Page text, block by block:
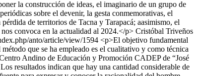
la construcción de ideas, el imaginario de un grupo de
sobre el devenir, la gesta conmemorativas, el
de territorios de Tacna y Tarapacá; aasimismo, el
convoca en la actualidad al 2024.</p> Cristóbal Triveños
anto/article/view/1594 <p>El objetivo fundamental
que se ha empleado es el cualitativo y como técnica
Andino de Educación y Promoción CADEP de “José
resultados indican que hay una cantidad considerable de